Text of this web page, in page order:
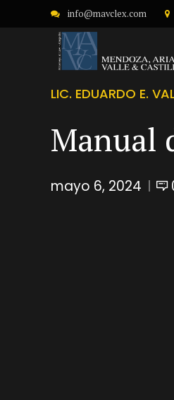
info@mavclex.com
LIC. EDUARDO E.
Manual
mayo 6, 2024